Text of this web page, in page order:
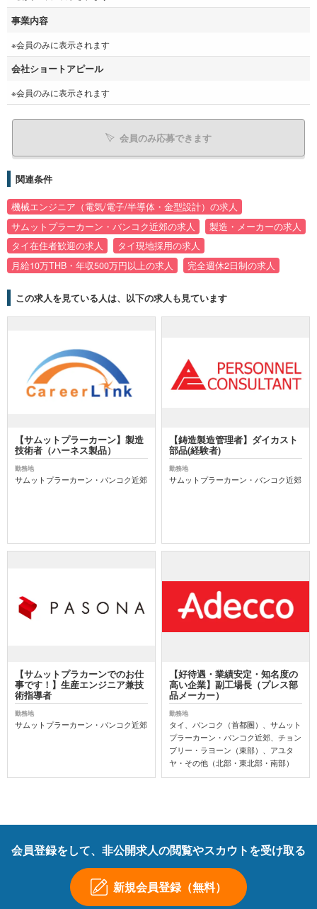
事業内容
※会員のみに表示されます
会社ショートアピール
※会員のみに表示されます
会員のみ応募できます
関連条件
機械エンジニア（電気/電子/半導体・金型設計）の求人
サムットプラーカーン・バンコク近郊の求人
製造・メーカーの求人
タイ在住者歓迎の求人
タイ現地採用の求人
月給10万THB・年収500万円以上の求人
完全週休2日制の求人
この求人を見ている人は、以下の求人も見ています
【サムットプラーカーン】製造
技術者（ハーネス製品）
勤務地
サムットプラーカーン・バンコク近郊
【鋳造製造管理者】ダイカスト
部品(経験者)
勤務地
サムットプラーカーン・バンコク近郊
【サムットプラカーンでのお仕
事です！】生産エンジニア兼技
術指導者
勤務地
サムットプラーカーン・バンコク近郊
【好待遇・業績安定・知名度の
高い企業】副工場長（プレス部
品メーカー）
勤務地
タイ、バンコク（首都圏）、サムット
プラーカーン・バンコク近郊、チョン
ブリー・ラヨーン（東部）、アユタ
ヤ・その他（北部・東北部・南部）
会員登録をして、非公開求人の閲覧やスカウトを受け取る
新規会員登録（無料）